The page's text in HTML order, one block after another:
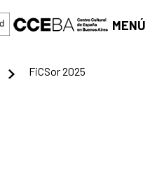
MENÚ
FiCSor 2025